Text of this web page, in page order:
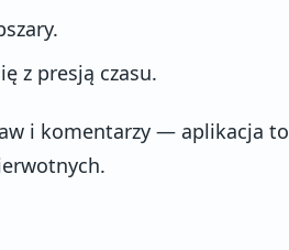
z presją czasu.
i komentarzy — aplikacja to